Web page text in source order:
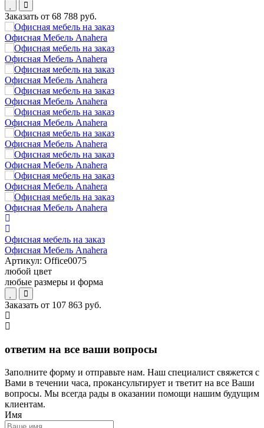
Заказать от 68 788 руб.
Офисная мебель на заказ
Офисная Мебель Anahera
Артикул: Office0075
любой цвет
любые размеры и форма
Заказать от 107 863 руб.
ответим на все ваши вопросы
Заполните форму и отправьте нам. Наш специалист свяжется с
Вами в течении часа, прокансультирует и тветит на все Ваши
вопросы. Мы всегда рады в оказании помощи нашим будущим
клиентам.
Имя